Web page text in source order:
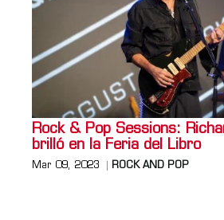
Rock & Pop Sessions:
brilló en la Feria del Libro
Mar 09, 2023 ROCK AND POP